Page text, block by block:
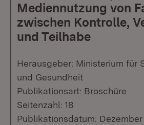
Mediennutzung von
zwischen Kontrolle,
und Teilhabe
Herausgeber: Ministerium für
und Gesundheit
Publikationsart: Broschüre
Seitenzahl: 18
Publikationsdatum: